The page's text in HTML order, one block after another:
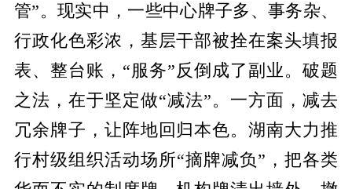
管”。现实中，一些中心牌子多、事务杂、
行政化色彩浓，基层干部被拴在案头填报
表、整台账，“服务”反倒成了副业。破题
之法，在于坚定做“减法”。一方面，减去
冗余牌子，让阵地回归本色。湖南大力推
行村级组织活动场所“摘牌减负”，把各类